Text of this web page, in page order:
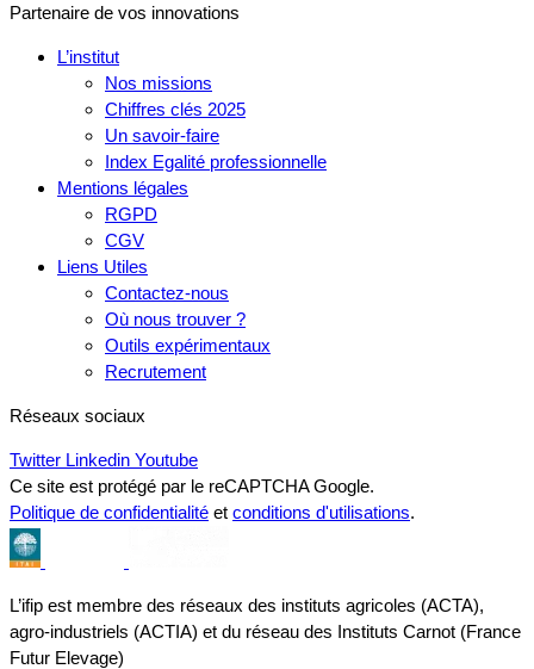
Partenaire de vos innovations
L’institut
Nos missions
Chiffres clés 2025
Un savoir-faire
Index Egalité professionnelle
Mentions légales
RGPD
CGV
Liens Utiles
Contactez-nous
Où nous trouver ?
Outils expérimentaux
Recrutement
Réseaux sociaux
Twitter Linkedin Youtube
Ce site est protégé par le reCAPTCHA Google.
Politique de confidentialité et conditions d'utilisations.
L’ifip est membre des réseaux des instituts agricoles (ACTA),
agro-industriels (ACTIA) et du réseau des Instituts Carnot (France
Futur Elevage)